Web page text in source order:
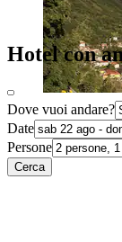
Hotel con
Dove vuoi andare?
Date
Persone
Cerca